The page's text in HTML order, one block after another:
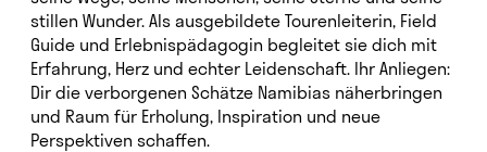
stillen Wunder. Als ausgebildete Tourenleiterin, Field
Guide und Erlebnispädagogin begleitet sie dich mit
Erfahrung, Herz und echter Leidenschaft. Ihr Anliegen:
Dir die verborgenen Schätze Namibias näherbringen
und Raum für Erholung, Inspiration und neue
Perspektiven schaffen.